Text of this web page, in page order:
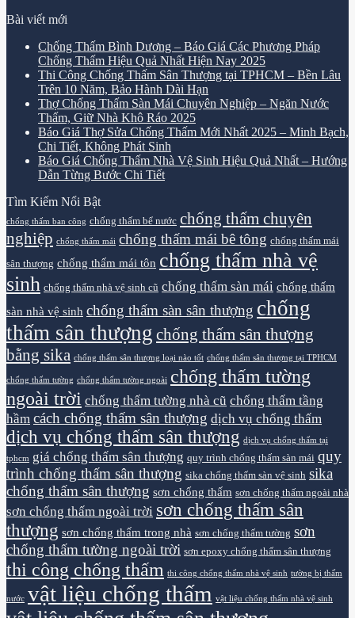
Bài viết mới
Chống Thấm Bình Dương – Báo Giá Các Phương Pháp
Chống Thấm Hiệu Quả Nhất Hiện Nay 2025
Thi Công Chống Thấm Sân Thượng tại TPHCM – Bền Lâu
Trên 10 Năm, Bảo Hành Dài Hạn
Thợ Chống Thấm Sàn Mái Chuyên Nghiệp – Ngăn Nước
Thấm, Giữ Nhà Khô Ráo 2025
Báo Giá Thợ Sửa Chống Thấm Mới Nhất 2025 – Minh Bạch,
Chi Tiết, Không Phát Sinh
Báo Giá Chống Thấm Nhà Vệ Sinh Hiệu Quả Nhất – Hướng
Dẫn Từng Bước Chi Tiết
Tìm Kiếm Nổi Bật
chống thấm ban công chống thấm bể nước chống thấm chuyên
nghiệp chống thấm mái chống thấm mái bê tông chống thấm mái
sân thượng chống thấm mái tôn chống thấm nhà vệ
sinh chống thấm nhà vệ sinh cũ chống thấm sàn mái chống thấm
sàn nhà vệ sinh chống thấm sàn sân thượng chống
thấm sân thượng chống thấm sân thượng
bằng sika chống thấm sân thượng loại nào tốt chống thấm sân thượng tại TPHCM
chống thấm tường chống thấm tường ngoài chống thấm tường
ngoài trời chống thấm tường nhà cũ chống thấm tầng
hầm cách chống thấm sân thượng dịch vụ chống thấm
dịch vụ chống thấm sân thượng dịch vụ chống thấm tại
tphcm giá chống thấm sân thượng quy trình chống thấm sàn mái quy
trình chống thấm sân thượng sika chống thấm sàn vệ sinh sika
chống thấm sân thượng sơn chống thấm sơn chống thấm ngoài nhà
sơn chống thấm ngoài trời sơn chống thấm sân
thượng sơn chống thấm trong nhà sơn chống thấm tường sơn
chống thấm tường ngoài trời sơn epoxy chống thấm sân thượng
thi công chống thấm thi công chống thấm nhà vệ sinh tường bị thấm
nước vật liệu chống thấm vật liệu chống thấm nhà vệ sinh